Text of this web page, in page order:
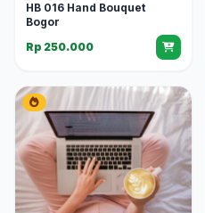
HB 016 Hand Bouquet
Bogor
Rp 250.000